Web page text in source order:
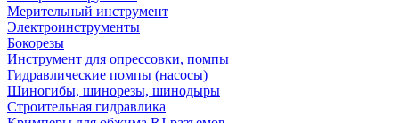
Мерительный инструмент
Электроинструменты
Бокорезы
Инструмент для опрессовки, помпы
Гидравлические помпы (насосы)
Шиногибы, шинорезы, шинодыры
Строительная гидравлика